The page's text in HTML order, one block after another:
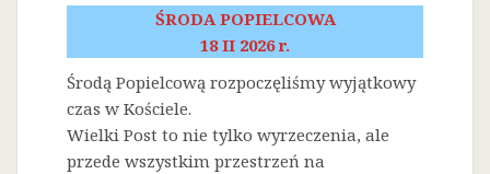
ŚRODA POPIELCOWA
18 II 2026 r.
Środą Popielcową rozpoczęliśmy wyjątkowy
czas w Kościele.
Wielki Post to nie tylko wyrzeczenia, ale
przede wszystkim przestrzeń na